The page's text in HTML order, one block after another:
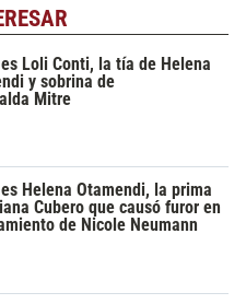
Loli Conti, la tía de Helena
y sobrina de
Mitre
Helena Otamendi, la prima
Cubero que causó furor en
de Nicole Neumann